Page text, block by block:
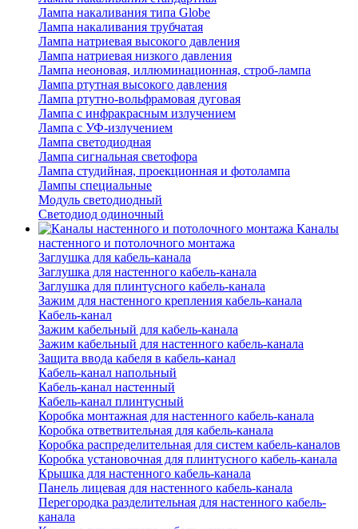
Лампа накаливания типа Globe
Лампа накаливания трубчатая
Лампа натриевая высокого давления
Лампа натриевая низкого давления
Лампа неоновая, иллюминационная, строб-лампа
Лампа ртутная высокого давления
Лампа ртутно-вольфрамовая дуговая
Лампа с инфракрасным излучением
Лампа с УФ-излучением
Лампа светодиодная
Лампа сигнальная светофора
Лампа студийная, проекционная и фотолампа
Лампы специальные
Модуль светодиодный
Светодиод одиночный
Каналы
настенного и потолочного монтажа
Заглушка для кабель-канала
Заглушка для настенного кабель-канала
Заглушка для плинтусного кабель-канала
Зажим для настенного крепления кабель-канала
Кабель-канал
Зажим кабельный для кабель-канала
Зажим кабельный для настенного кабель-канала
Защита ввода кабеля в кабель-канал
Кабель-канал напольный
Кабель-канал настенный
Кабель-канал плинтусный
Коробка монтажная для настенного кабель-канала
Коробка ответвительная для кабель-канала
Коробка распределительная для систем кабель-каналов
Коробка установочная для плинтусного кабель-канала
Крышка для настенного кабель-канала
Панель лицевая для настенного кабель-канала
Перегородка разделительная для настенного кабель-
канала